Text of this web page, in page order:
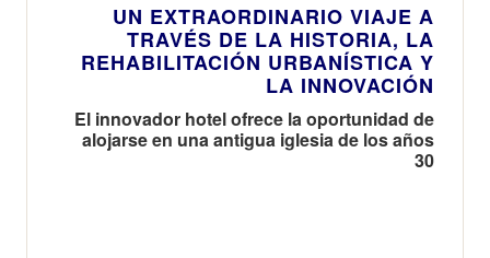
UN EXTRAORDINARIO VIAJE A
TRAVÉS DE LA HISTORIA, LA
REHABILITACIÓN URBANÍSTICA Y
LA INNOVACIÓN
El innovador hotel ofrece la oportunidad de
alojarse en una antigua iglesia de los años
30